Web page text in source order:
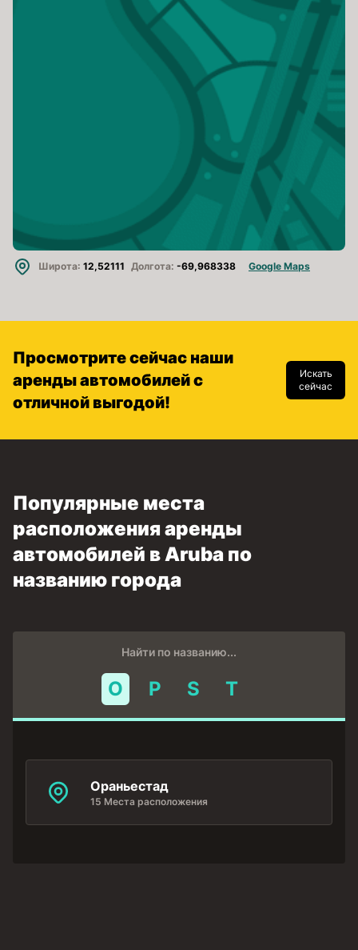
Широта: 12,52111 Долгота: -69,968338 Google Maps
Просмотрите сейчас наши
аренды автомобилей с
отличной выгодой!
Искать
сейчас
Популярные места
расположения аренды
автомобилей в Aruba по
названию города
Найти по названию...
O P S T
Ораньестад
15 Места расположения